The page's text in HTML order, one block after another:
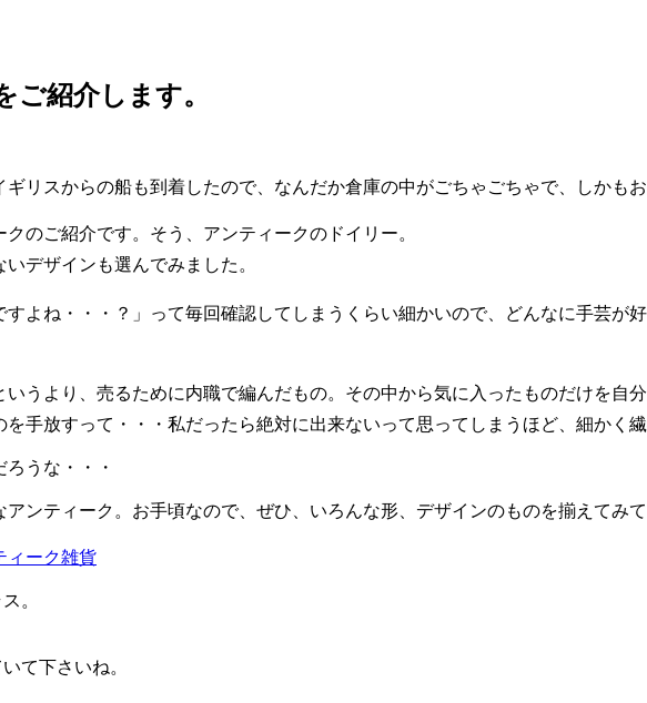
紹介します。
リスからの船も到着したので、なんだか倉庫の中がごちゃごちゃで、しかも
のご紹介です。そう、アンティークのドイリー。
デザインも選んでみました。
すよね・・・？」って毎回確認してしまうくらい細かいので、どんなに手芸が
うより、売るために内職で編んだもの。その中から気に入ったものだけを自
手放すって・・・私だったら絶対に出来ないって思ってしまうほど、細かく繊
うな・・・
ンティーク。お手頃なので、ぜひ、いろんな形、デザインのものを揃えてみて
ィーク雑貨
。
て下さいね。